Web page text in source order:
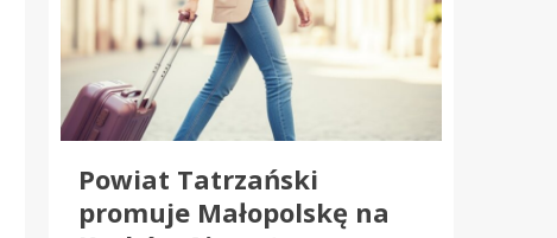
Powiat Tatrzański
promuje Małopolskę na